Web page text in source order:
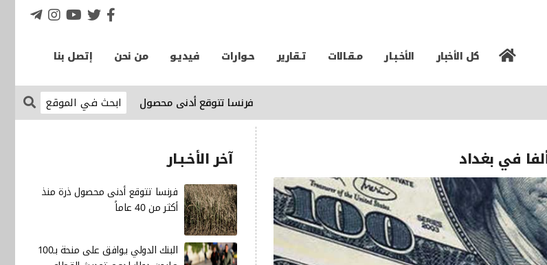
كل الأخبار الأخـبـار مـقـالات تـقارير حـوارات فيديـو من نحن إتصل بنا
فرنسا تتوقع أدنى محصول ذرة منذ أكثر من 40 عاماً
آخر الأخـبـار
فرنسا تتوقع أدنى محصول ذرة منذ
أكثر من 40 عاماً
البنك الدولي يوافق على منحة بـ100